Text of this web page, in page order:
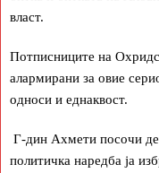
власт.
Потписниците на
алармирани за овие
односи и еднаквост.
Г-дин Ахмети посочи
политичка наредба ја